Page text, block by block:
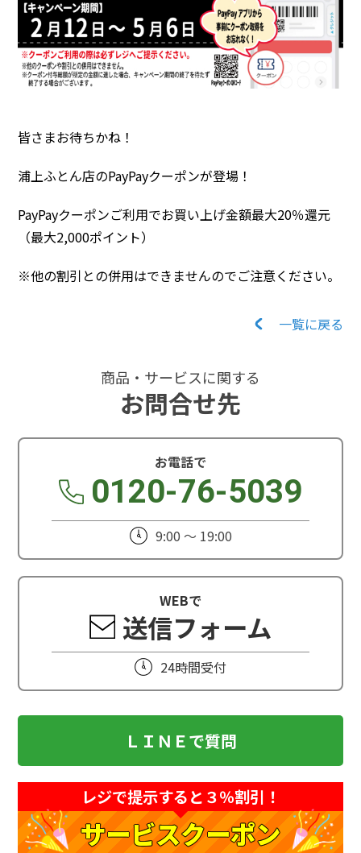
皆さまお待ちかね！
浦上ふとん店のPayPayクーポンが登場！
PayPayクーポンご利用でお買い上げ金額最大20％還元
（最大2,000ポイント）
※他の割引との併用はできませんのでご注意ください。
一覧に戻る
商品・サービスに関する
お問合せ先
お電話で
0120-76-5039
9:00 ～ 19:00
WEBで
送信フォーム
24時間受付
ＬＩＮＥで質問
レジで提示すると３％割引！
サービスクーポン